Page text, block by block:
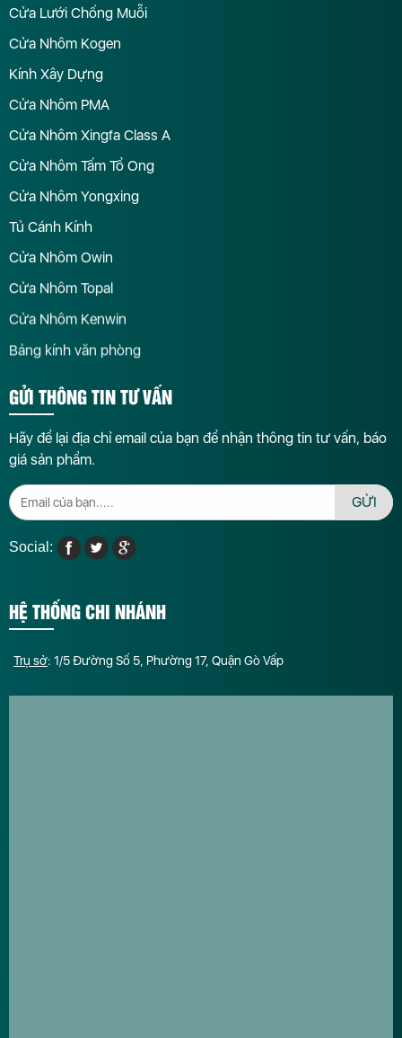
Cửa Lưới Chống Muỗi
Cửa Nhôm Kogen
Kính Xây Dựng
Cửa Nhôm PMA
Cửa Nhôm Xingfa Class A
Cửa Nhôm Tấm Tổ Ong
Cửa Nhôm Yongxing
Tủ Cánh Kính
Cửa Nhôm Owin
Cửa Nhôm Topal
Cửa Nhôm Kenwin
Bảng kính văn phòng
GỬI THÔNG TIN TƯ VẤN
Hãy để lại địa chỉ email của bạn để nhận thông tin tư vấn, báo
giá sản phẩm.
GỬI
Social:
HỆ THỐNG CHI NHÁNH
Trụ sở: 1/5 Đường Số 5, Phường 17, Quận Gò Vấp